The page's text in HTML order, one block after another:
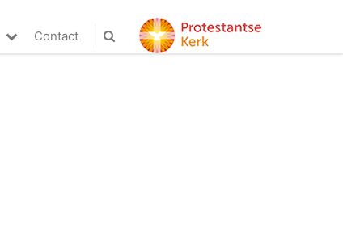
Contact